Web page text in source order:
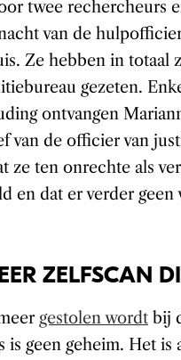
twee rechercheurs
van de
Ze hebben in totaal
gezeten.
ontvangen
van de officier van
ze ten onrechte als
en dat er verder geen
ZELFSCAN
gestolen wordtbij
is geen geheim. Het is